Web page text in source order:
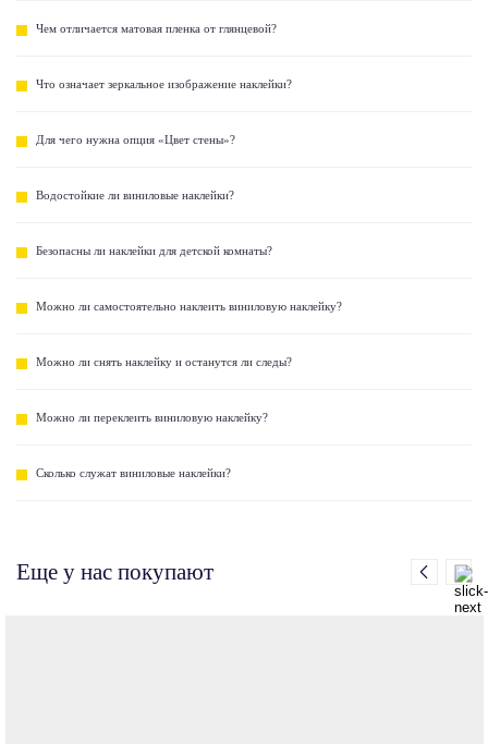
Чем отличается матовая пленка от глянцевой?
Что означает зеркальное изображение наклейки?
Для чего нужна опция «Цвет стены»?
Водостойкие ли виниловые наклейки?
Безопасны ли наклейки для детской комнаты?
Можно ли самостоятельно наклеить виниловую наклейку?
Можно ли снять наклейку и останутся ли следы?
Можно ли переклеить виниловую наклейку?
Сколько служат виниловые наклейки?
Еще у нас покупают